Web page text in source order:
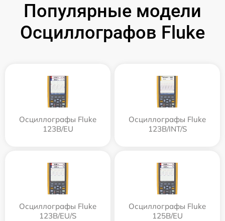
Популярные модели
Осциллографов Fluke
Осциллографы Fluke
123B/EU
Осциллографы Fluke
123B/INT/S
Осциллографы Fluke
123B/EU/S
Осциллографы Fluke
125B/EU